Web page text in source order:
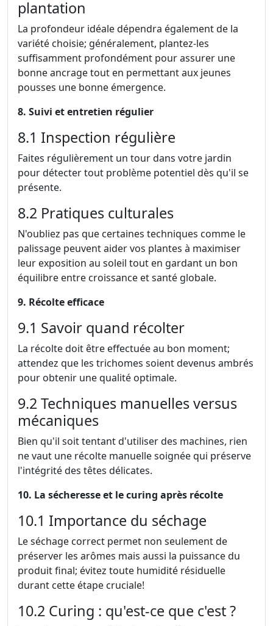
plantation
La profondeur idéale dépendra également de la
variété choisie; généralement, plantez-les
suffisamment profondément pour assurer une
bonne ancrage tout en permettant aux jeunes
pousses une bonne émergence.
8. Suivi et entretien régulier
8.1 Inspection régulière
Faites régulièrement un tour dans votre jardin
pour détecter tout problème potentiel dès qu'il se
présente.
8.2 Pratiques culturales
N'oubliez pas que certaines techniques comme le
palissage peuvent aider vos plantes à maximiser
leur exposition au soleil tout en gardant un bon
équilibre entre croissance et santé globale.
9. Récolte efficace
9.1 Savoir quand récolter
La récolte doit être effectuée au bon moment;
attendez que les trichomes soient devenus ambrés
pour obtenir une qualité optimale.
9.2 Techniques manuelles versus
mécaniques
Bien qu'il soit tentant d'utiliser des machines, rien
ne vaut une récolte manuelle soignée qui préserve
l'intégrité des têtes délicates.
10. La sécheresse et le curing après récolte
10.1 Importance du séchage
Le séchage correct permet non seulement de
préserver les arômes mais aussi la puissance du
produit final; évitez toute humidité résiduelle
durant cette étape cruciale!
10.2 Curing : qu'est-ce que c'est ?